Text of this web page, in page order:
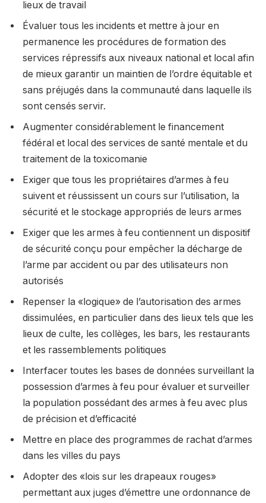
lieux de travail
Évaluer tous les incidents et mettre à jour en
permanence les procédures de formation des
services répressifs aux niveaux national et local afin
de mieux garantir un maintien de l’ordre équitable et
sans préjugés dans la communauté dans laquelle ils
sont censés servir.
Augmenter considérablement le financement
fédéral et local des services de santé mentale et du
traitement de la toxicomanie
Exiger que tous les propriétaires d’armes à feu
suivent et réussissent un cours sur l’utilisation, la
sécurité et le stockage appropriés de leurs armes
Exiger que les armes à feu contiennent un dispositif
de sécurité conçu pour empêcher la décharge de
l’arme par accident ou par des utilisateurs non
autorisés
Repenser la «logique» de l’autorisation des armes
dissimulées, en particulier dans des lieux tels que les
lieux de culte, les collèges, les bars, les restaurants
et les rassemblements politiques
Interfacer toutes les bases de données surveillant la
possession d’armes à feu pour évaluer et surveiller
la population possédant des armes à feu avec plus
de précision et d’efficacité
Mettre en place des programmes de rachat d’armes
dans les villes du pays
Adopter des «lois sur les drapeaux rouges»
permettant aux juges d’émettre une ordonnance de